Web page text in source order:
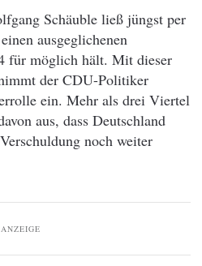
Schäuble ließ jüngst per
ausgeglichenen
für möglich hält. Mit dieser
der CDU-Politiker
ein. Mehr als drei Viertel
aus, dass Deutschland
noch weiter
ANZEIGE